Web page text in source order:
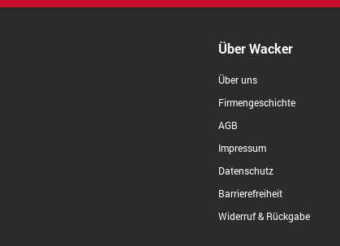
Über Wacker
Über uns
Firmengeschichte
AGB
Impressum
Datenschutz
Barrierefreiheit
Widerruf & Rückgabe